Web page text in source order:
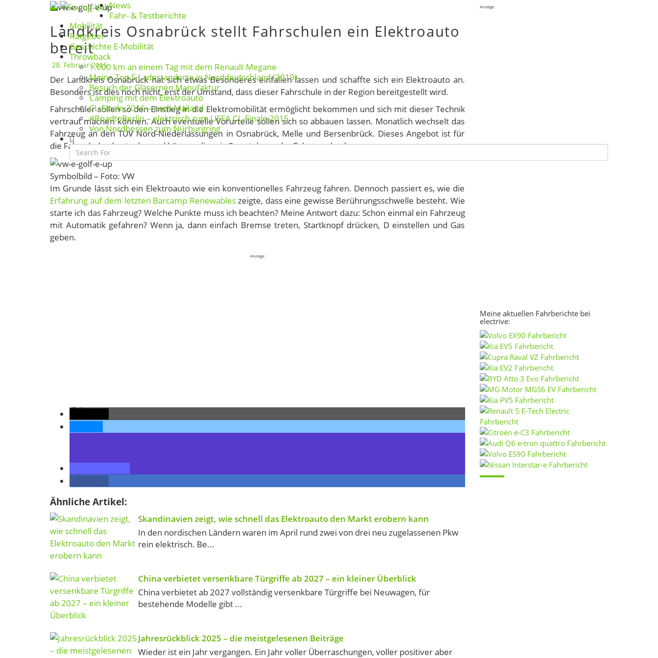
Toggle navigation
News
Fahr- & Testberichte
Mobilität
Ratgeber
Geschichte E-Mobilität
Throwback
1.000 km an einem Tag mit dem Renault Megane
Meine Top 5 Ladestandorte in Norddeutschland (2019)
Besuch der Gläsernen Manufaktur
Camping mit dem Elektroauto
CL-Finale 2016 – nach Mailand
#RoadtoBerlin – elektrisch zum UEFA CL-Finale 2015
Von Nordhessen zum Nürburgring
Search
Icon
Landkreis
Osnabrück
stellt
Fahrschulen
ein
Elektroauto
Landkreis Osnabrück stellt Fahrschulen ein Elektroauto
bereit
28. Februar 2015
Der Landkreis Osnabrück hat sich etwas Besonderes einfallen lassen und schaffte sich ein Elektroauto an.
Besonders ist dies noch nicht, erst der Umstand, dass dieser Fahrschule in der Region bereitgestellt wird.
Fahrschüler sollen so den Einstieg in die Elektromobilität ermöglicht bekommen und sich mit dieser Technik
vertraut machen können. Auch eventuelle Vorurteile sollen sich so abbauen lassen. Monatlich wechselt das
Fahrzeug an den TÜV Nord-Niederlassungen in Osnabrück, Melle und Bersenbrück. Dieses Angebot ist für
die Fahrschulen kostenlos und können dies via Smartphone das Fahrzeug buchen.
Symbolbild – Foto: VW
Im Grunde lässt sich ein Elektroauto wie ein konventionelles Fahrzeug fahren. Dennoch passiert es, wie die
Erfahrung auf dem letzten Barcamp Renewableszeigte, dass eine gewisse Berührungsschwelle besteht. Wie
starte ich das Fahrzeug? Welche Punkte muss ich beachten? Meine Antwort dazu: Schon einmal ein Fahrzeug
mit Automatik gefahren? Wenn ja, dann einfach Bremse treten, Startknopf drücken, D einstellen und Gas
geben.
Anzeige:
Ähnliche Artikel:
Skandinavien zeigt, wie schnell das Elektroauto den Markt erobern kann
In den nordischen Ländern waren im April rund zwei von drei neu zugelassenen Pkw
rein elektrisch. Be...
China verbietet versenkbare Türgriffe ab 2027 – ein kleiner Überblick
China verbietet ab 2027 vollständig versenkbare Türgriffe bei Neuwagen, für
bestehende Modelle gibt ...
Jahresrückblick 2025 – die meistgelesenen Beiträge
Wieder ist ein Jahr vergangen. Ein Jahr voller Überraschungen, voller positiver aber
Anzeige:
Meine aktuellen Fahrberichte bei
electrive: